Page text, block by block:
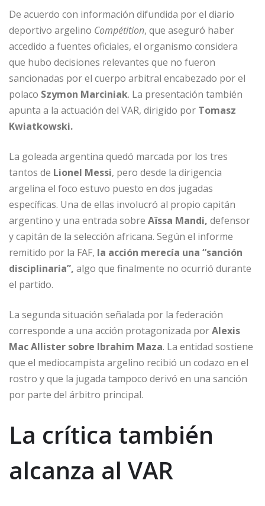
De acuerdo con información difundida por el diario
deportivo argelino Compétition, que aseguró haber
accedido a fuentes oficiales, el organismo considera
que hubo decisiones relevantes que no fueron
sancionadas por el cuerpo arbitral encabezado por el
polaco Szymon Marciniak. La presentación también
apunta a la actuación del VAR, dirigido por Tomasz
Kwiatkowski.
La goleada argentina quedó marcada por los tres
tantos de Lionel Messi, pero desde la dirigencia
argelina el foco estuvo puesto en dos jugadas
específicas. Una de ellas involucró al propio capitán
argentino y una entrada sobre Aïssa Mandi, defensor
y capitán de la selección africana. Según el informe
remitido por la FAF, la acción merecía una “sanción
disciplinaria”, algo que finalmente no ocurrió durante
el partido.
La segunda situación señalada por la federación
corresponde a una acción protagonizada porAlexis
Mac Allister sobre Ibrahim Maza. La entidad sostiene
que el mediocampista argelino recibió un codazo en el
rostro y que la jugada tampoco derivó en una sanción
por parte del árbitro principal.
La crítica también
alcanza al VAR